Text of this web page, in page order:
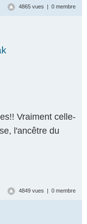
4865 vues | 0 membre
Vraiment celle-
l'ancêtre du
4849 vues | 0 membre